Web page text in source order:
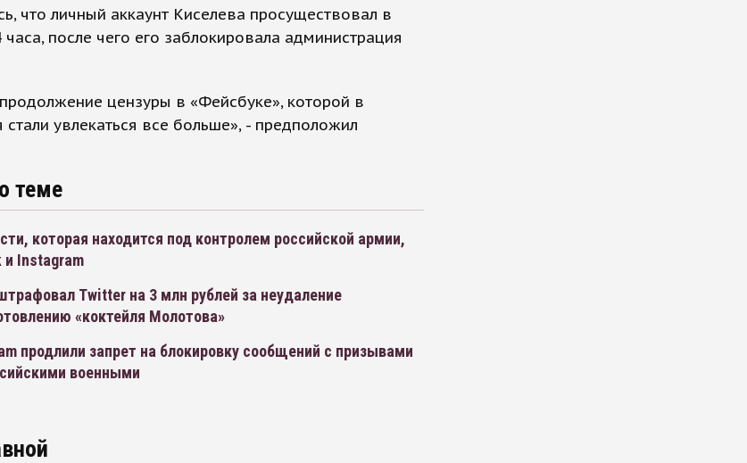
что личный аккаунт Киселева просуществовал в
часа, после чего его заблокировала администрация
цензуры в «Фейсбуке», которой в
увлекаться все больше», - предположил
теме
которая находится под контролем российской армии,
и Instagram
Twitter на 3 млн рублей за неудаление
«коктейля Молотова»
продлили запрет на блокировку сообщений с призывами
военными